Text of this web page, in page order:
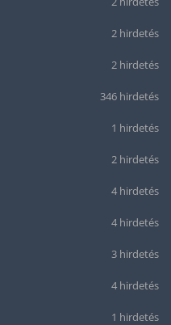
2 hirdetés
2 hirdetés
346 hirdetés
1 hirdetés
2 hirdetés
4 hirdetés
4 hirdetés
3 hirdetés
4 hirdetés
1 hirdetés